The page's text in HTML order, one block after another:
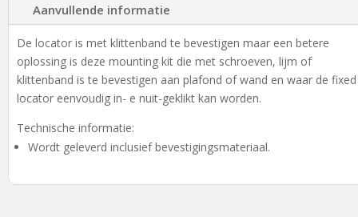
Aanvullende informatie
De locator is met klittenband te bevestigen maar een betere
oplossing is deze mounting kit die met schroeven, lijm of
klittenband is te bevestigen aan plafond of wand en waar de fixed
locator eenvoudig in- e nuit-geklikt kan worden.
Technische informatie:
Wordt geleverd inclusief bevestigingsmateriaal.